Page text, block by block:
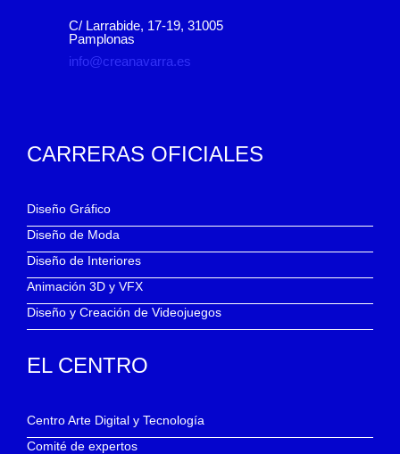
C/ Larrabide, 17-19, 31005
Pamplonas
info@creanavarra.es
CARRERAS OFICIALES
Diseño Gráfico
Diseño de Moda
Diseño de Interiores
Animación 3D y VFX
Diseño y Creación de Videojuegos
EL CENTRO
Centro Arte Digital y Tecnología
Comité de expertos